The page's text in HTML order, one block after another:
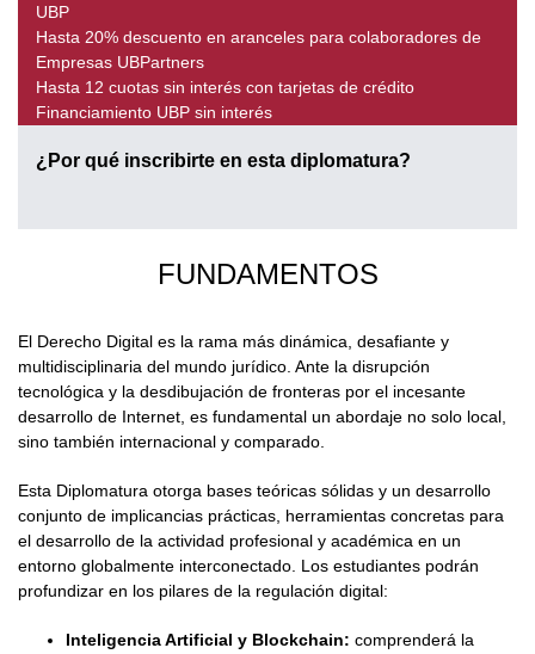
UBP
Hasta 20% descuento en aranceles para colaboradores de
Empresas UBPartners
Hasta 12 cuotas sin interés con tarjetas de crédito
Financiamiento UBP sin interés
¿Por qué inscribirte en esta diplomatura?
FUNDAMENTOS
El Derecho Digital es la rama más dinámica, desafiante y
multidisciplinaria del mundo jurídico. Ante la disrupción
tecnológica y la desdibujación de fronteras por el incesante
desarrollo de Internet, es fundamental un abordaje no solo local,
sino también internacional y comparado.
Esta Diplomatura otorga bases teóricas sólidas y un desarrollo
conjunto de implicancias prácticas, herramientas concretas para
el desarrollo de la actividad profesional y académica en un
entorno globalmente interconectado. Los estudiantes podrán
profundizar en los pilares de la regulación digital:
Inteligencia Artificial y Blockchain: comprenderá la